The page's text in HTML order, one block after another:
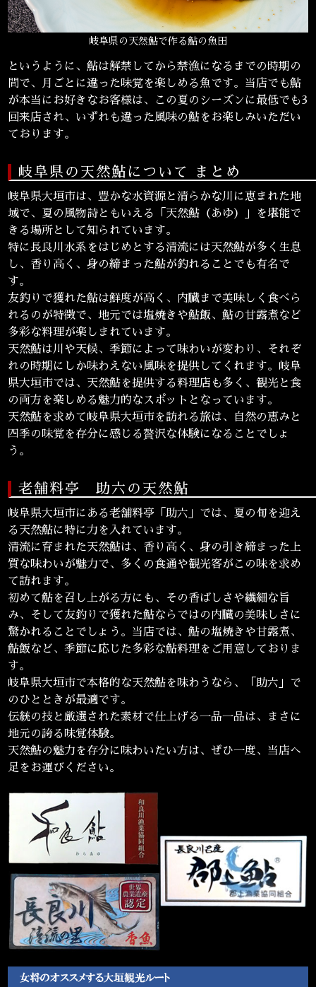
岐阜県の天然鮎で作る鮎の魚田
というように、鮎は解禁してから禁漁になるまでの時期の
間で、月ごとに違った味覚を楽しめる魚です。当店でも鮎
が本当にお好きなお客様は、この夏のシーズンに最低でも3
回来店され、いずれも違った風味の鮎をお楽しみいただい
ております。
岐阜県の天然鮎について まとめ
岐阜県大垣市は、豊かな水資源と清らかな川に恵まれた地
域で、夏の風物詩ともいえる「天然鮎（あゆ）」を堪能で
きる場所として知られています。
特に長良川水系をはじめとする清流には天然鮎が多く生息
し、香り高く、身の締まった鮎が釣れることでも有名で
す。
友釣りで獲れた鮎は鮮度が高く、内臓まで美味しく食べら
れるのが特徴で、地元では塩焼きや鮎飯、鮎の甘露煮など
多彩な料理が楽しまれています。
天然鮎は川や天候、季節によって味わいが変わり、それぞ
れの時期にしか味わえない風味を提供してくれます。岐阜
県大垣市では、天然鮎を提供する料理店も多く、観光と食
の両方を楽しめる魅力的なスポットとなっています。
天然鮎を求めて岐阜県大垣市を訪れる旅は、自然の恵みと
四季の味覚を存分に感じる贅沢な体験になることでしょ
う。
老舗料亭 助六の天然鮎
岐阜県大垣市にある老舗料亭「助六」では、夏の旬を迎え
る天然鮎に特に力を入れています。
清流に育まれた天然鮎は、香り高く、身の引き締まった上
質な味わいが魅力で、多くの食通や観光客がこの味を求め
て訪れます。
初めて鮎を召し上がる方にも、その香ばしさや繊細な旨
み、そして友釣りで獲れた鮎ならではの内臓の美味しさに
驚かれることでしょう。当店では、鮎の塩焼きや甘露煮、
鮎飯など、季節に応じた多彩な鮎料理をご用意しておりま
す。
岐阜県大垣市で本格的な天然鮎を味わうなら、「助六」で
のひとときが最適です。
伝統の技と厳選された素材で仕上げる一品一品は、まさに
地元の誇る味覚体験。
天然鮎の魅力を存分に味わいたい方は、ぜひ一度、当店へ
足をお運びください。